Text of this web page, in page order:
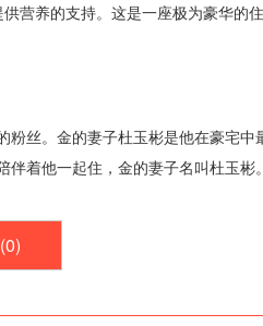
营养的支持。这是一座极为豪华的
丝。金的妻子杜玉彬是他在豪宅中
着他一起住，金的妻子名叫杜玉彬。
0)